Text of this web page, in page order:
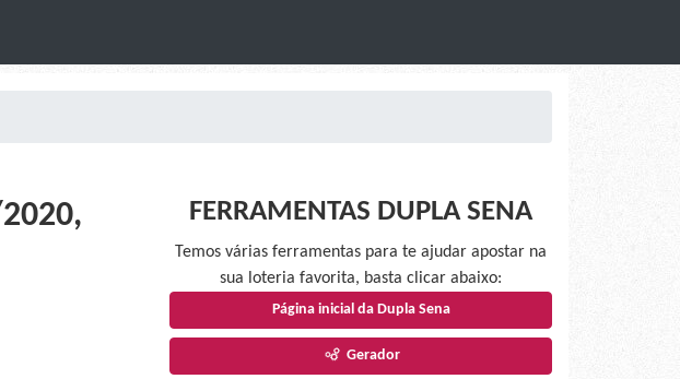
FERRAMENTAS DUPLA SENA
Temos várias ferramentas para te ajudar apostar na
sua loteria favorita, basta clicar abaixo:
Página inicial da Dupla Sena
Gerador